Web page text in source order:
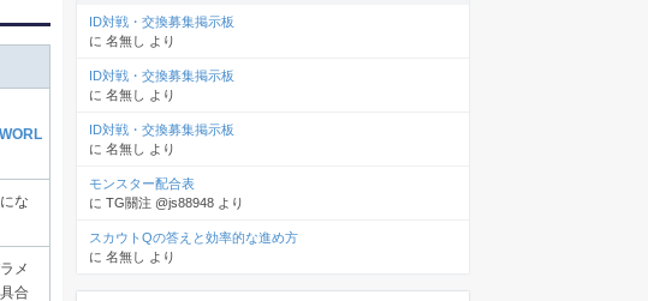
WORL
な
メ
合
ID対戦・交換募集掲示板
に 名無し より
ID対戦・交換募集掲示板
に 名無し より
ID対戦・交換募集掲示板
に 名無し より
モンスター配合表
に TG關注 @js88948 より
スカウトQの答えと効率的な進め方
に 名無し より